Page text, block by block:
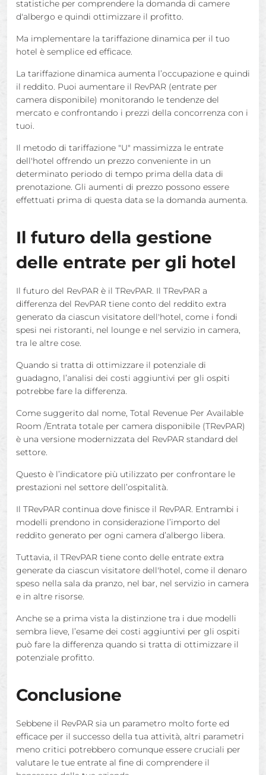
statistiche per comprendere la domanda di camere
d'albergo e quindi ottimizzare il profitto.
Ma implementare la tariffazione dinamica per il tuo
hotel è semplice ed efficace.
La tariffazione dinamica aumenta l’occupazione e quindi
il reddito. Puoi aumentare il RevPAR (entrate per
camera disponibile) monitorando le tendenze del
mercato e confrontando i prezzi della concorrenza con i
tuoi.
Il metodo di tariffazione "U" massimizza le entrate
dell'hotel offrendo un prezzo conveniente in un
determinato periodo di tempo prima della data di
prenotazione. Gli aumenti di prezzo possono essere
effettuati prima di questa data se la domanda aumenta.
Il futuro della gestione
delle entrate per gli hotel
Il futuro del RevPAR è il TRevPAR. Il TRevPAR a
differenza del RevPAR tiene conto del reddito extra
generato da ciascun visitatore dell'hotel, come i fondi
spesi nei ristoranti, nel lounge e nel servizio in camera,
tra le altre cose.
Quando si tratta di ottimizzare il potenziale di
guadagno, l’analisi dei costi aggiuntivi per gli ospiti
potrebbe fare la differenza.
Come suggerito dal nome, Total Revenue Per Available
Room /Entrata totale per camera disponibile (TRevPAR)
è una versione modernizzata del RevPAR standard del
settore.
Questo è l’indicatore più utilizzato per confrontare le
prestazioni nel settore dell’ospitalità.
Il TRevPAR continua dove finisce il RevPAR. Entrambi i
modelli prendono in considerazione l’importo del
reddito generato per ogni camera d’albergo libera.
Tuttavia, il TRevPAR tiene conto delle entrate extra
generate da ciascun visitatore dell'hotel, come il denaro
speso nella sala da pranzo, nel bar, nel servizio in camera
e in altre risorse.
Anche se a prima vista la distinzione tra i due modelli
sembra lieve, l’esame dei costi aggiuntivi per gli ospiti
può fare la differenza quando si tratta di ottimizzare il
potenziale profitto.
Conclusione
Sebbene il RevPAR sia un parametro molto forte ed
efficace per il successo della tua attività, altri parametri
meno critici potrebbero comunque essere cruciali per
valutare le tue entrate al fine di comprendere il